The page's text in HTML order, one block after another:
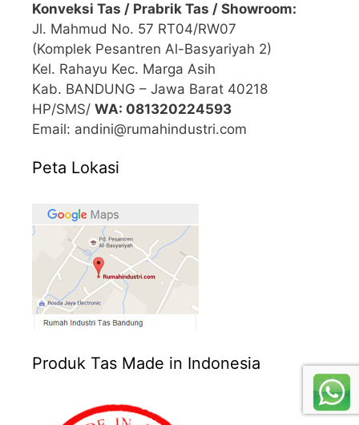
Konveksi Tas / Prabrik Tas / Showroom:
Jl. Mahmud No. 57 RT04/RW07
(Komplek Pesantren Al-Basyariyah 2)
Kel. Rahayu Kec. Marga Asih
Kab. BANDUNG – Jawa Barat 40218
HP/SMS/ WA: 081320224593
Email: andini@rumahindustri.com
Peta Lokasi
Produk Tas Made in Indonesia